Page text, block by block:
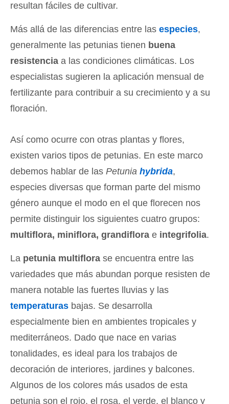
resultan fáciles de cultivar.
Más allá de las diferencias entre las especies,
generalmente las petunias tienen buena
resistencia a las condiciones climáticas. Los
especialistas sugieren la aplicación mensual de
fertilizante para contribuir a su crecimiento y a su
floración.
Así como ocurre con otras plantas y flores,
existen varios tipos de petunias. En este marco
debemos hablar de las Petunia hybrida,
especies diversas que forman parte del mismo
género aunque el modo en el que florecen nos
permite distinguir los siguientes cuatro grupos:
multiflora, miniflora, grandiflora e integrifolia.
La petunia multiflora se encuentra entre las
variedades que más abundan porque resisten de
manera notable las fuertes lluvias y las
temperaturas bajas. Se desarrolla
especialmente bien en ambientes tropicales y
mediterráneos. Dado que nace en varias
tonalidades, es ideal para los trabajos de
decoración de interiores, jardines y balcones.
Algunos de los colores más usados de esta
petunia son el rojo, el rosa, el verde, el blanco y